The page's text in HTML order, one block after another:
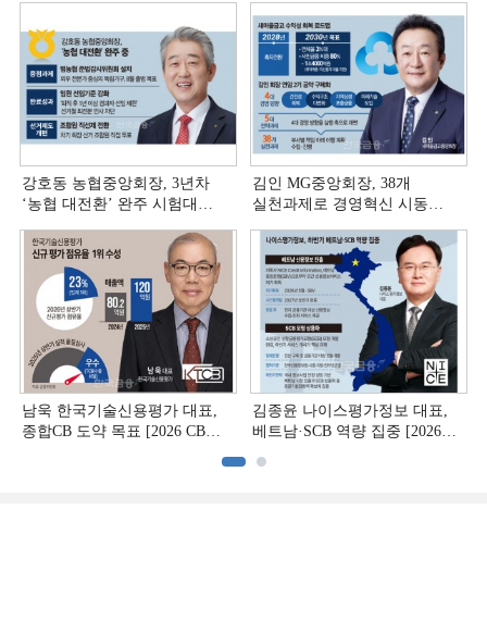
강호동 농협중앙회장, 3년차
‘농협 대전환ʼ 완주 시험대
김인 MG중앙회장, 38개
실천과제로 경영혁신 시동
남욱 한국기술신용평가 대표,
종합CB 도약 목표 [2026 CB사
김종윤 나이스평가정보 대표,
베트남·SCB 역량 집중 [2026